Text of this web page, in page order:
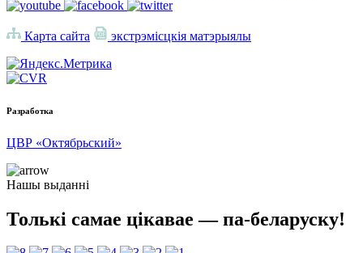
Карта сайта экстрэмісцкія матэрыялы
Разработка
ЦВР «Октябрьский»
Нашы выданні
Толькі самае цікавае — па-беларуску!